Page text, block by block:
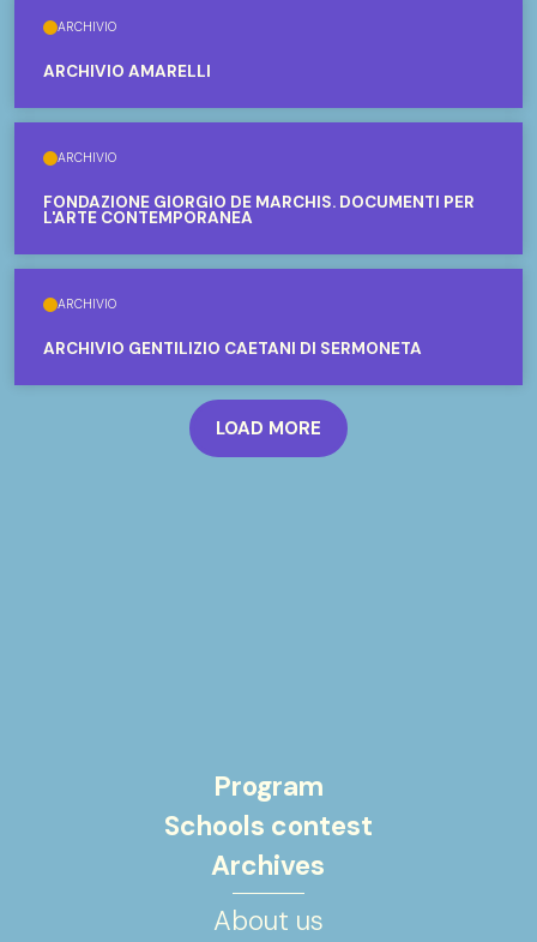
ARCHIVIO
ARCHIVIO AMARELLI
ARCHIVIO
FONDAZIONE GIORGIO DE MARCHIS. DOCUMENTI PER
L'ARTE CONTEMPORANEA
ARCHIVIO
ARCHIVIO GENTILIZIO CAETANI DI SERMONETA
LOAD MORE
Program
Schools contest
Archives
About us